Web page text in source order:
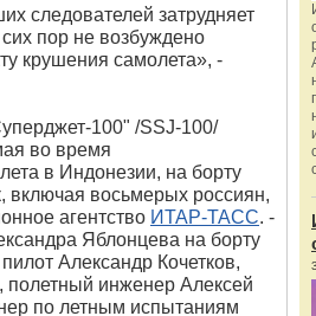
следователей затрудняет
пор не возбуждено
крушения самолета», -
100" /SSJ-100/
во время
в Индонезии, на борту
включая восьмерых россиян,
агентство ИТАР-ТАСС. -
Яблонцева на борту
Александр Кочетков,
инженер Алексей
по летным испытаниям